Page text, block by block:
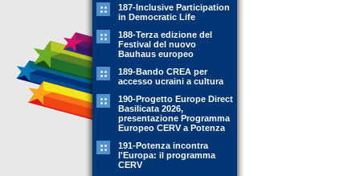
187-Inclusive Participation
in Democratic Life
188-Terza edizione del
Festival del nuovo
Bauhaus europeo
189-Bando CREA per
accesso ucraini a cultura
190-Progetto Europe Direct
Basilicata 2026,
presentazione Programma
Europeo CERV a Potenza
191-Potenza incontra
l'Europa: il programma
CERV